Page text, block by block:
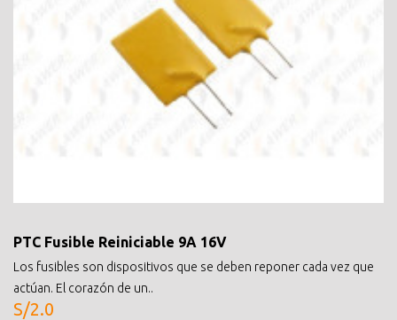
PTC Fusible Reiniciable 9A 16V
Los fusibles son dispositivos que se deben reponer cada vez que
actúan. El corazón de un..
S/2.0